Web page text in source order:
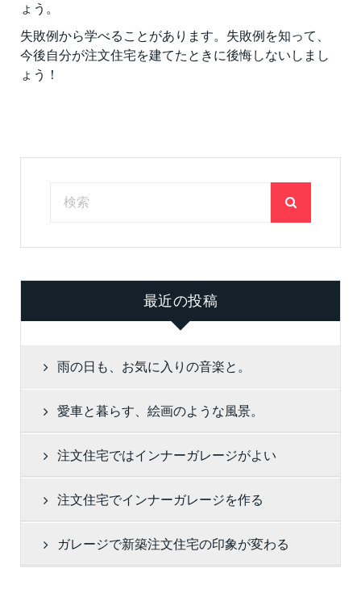
ょう。
失敗例から学べることがあります。失敗例を知って、
今後自分が注文住宅を建てたときに後悔しないしまし
ょう！
最近の投稿
雨の日も、お気に入りの音楽と。
愛車と暮らす、絵画のような風景。
注文住宅ではインナーガレージがよい
注文住宅でインナーガレージを作る
ガレージで新築注文住宅の印象が変わる